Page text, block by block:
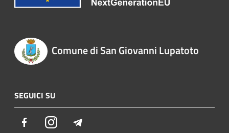
Comune di San Giovanni Lupatoto
SEGUICI SU
FacebookInstagram